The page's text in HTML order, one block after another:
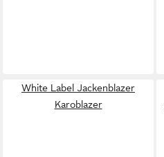
White Label Jackenblazer
Karoblazer